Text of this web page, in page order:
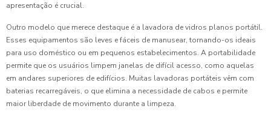
apresentação é crucial.
Outro modelo que merece destaque é a lavadora de vidros planos portátil.
Esses equipamentos são leves e fáceis de manusear, tornando-os ideais
para uso doméstico ou em pequenos estabelecimentos. A portabilidade
permite que os usuários limpem janelas de difícil acesso, como aquelas
em andares superiores de edifícios. Muitas lavadoras portáteis vêm com
baterias recarregáveis, o que elimina a necessidade de cabos e permite
maior liberdade de movimento durante a limpeza.